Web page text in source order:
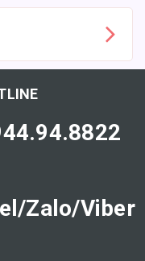
người."
Zalo/Viber